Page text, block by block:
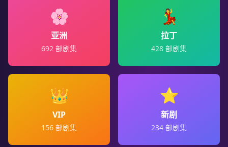
🌸
亚洲
692 部剧集
💃
拉丁
428 部剧集
👑
VIP
156 部剧集
⭐
新剧
234 部剧集